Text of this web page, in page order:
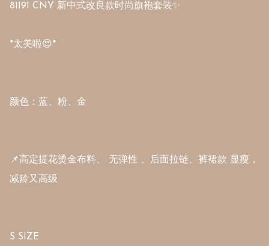
81191 CNY 新中式改良款时尚旗袍套装✨
*太美啦😍*
颜色：蓝、粉、金
📌高定提花烫金布料、 无弹性 、后面拉链、裤裙款 显瘦，
减龄又高级
S SIZE